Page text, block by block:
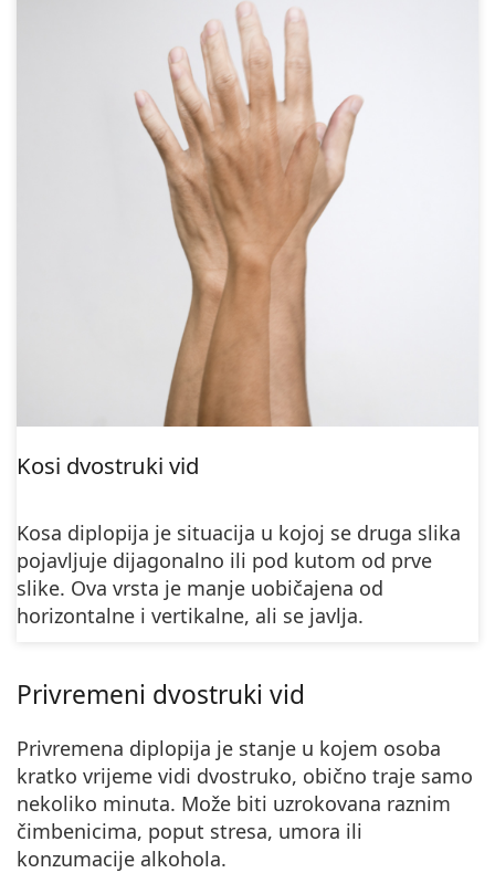
Kosi dvostruki vid
Kosa diplopija je situacija u kojoj se druga slika
pojavljuje dijagonalno ili pod kutom od prve
slike. Ova vrsta je manje uobičajena od
horizontalne i vertikalne, ali se javlja.
Privremeni dvostruki vid
Privremena diplopija je stanje u kojem osoba
kratko vrijeme vidi dvostruko, obično traje samo
nekoliko minuta. Može biti uzrokovana raznim
čimbenicima, poput stresa, umora ili
konzumacije alkohola.